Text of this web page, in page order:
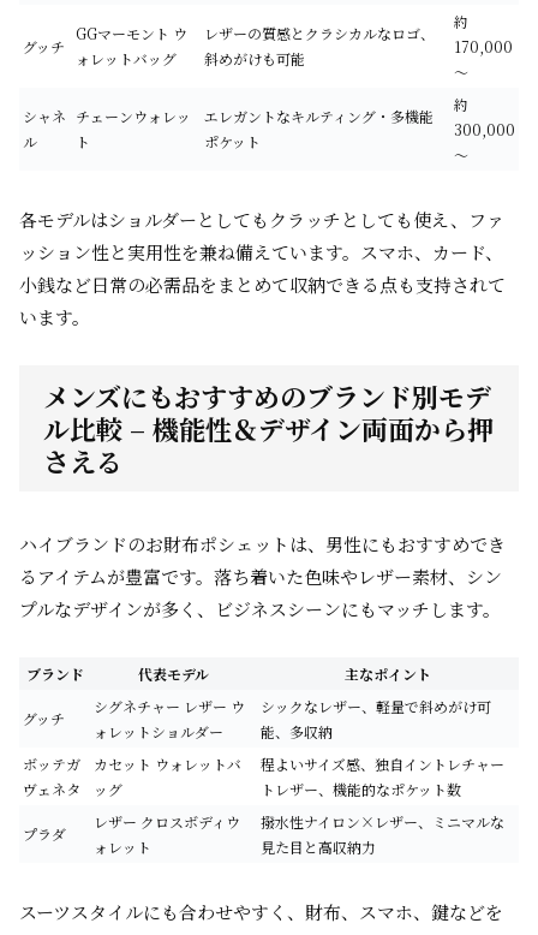
グッチ
GGマーモント ウ
ォレットバッグ
レザーの質感とクラシカルなロゴ、
斜めがけも可能
約
170,000
～
シャネ
ル
チェーンウォレッ
ト
エレガントなキルティング・多機能
ポケット
約
300,000
～
各モデルはショルダーとしてもクラッチとしても使え、ファ
ッション性と実用性を兼ね備えています。スマホ、カード、
小銭など日常の必需品をまとめて収納できる点も支持されて
います。
メンズにもおすすめのブランド別モデ
ル比較 – 機能性＆デザイン両面から押
さえる
ハイブランドのお財布ポシェットは、男性にもおすすめでき
るアイテムが豊富です。落ち着いた色味やレザー素材、シン
プルなデザインが多く、ビジネスシーンにもマッチします。
ブランド 代表モデル 主なポイント
グッチ
シグネチャー レザー ウ
ォレットショルダー
シックなレザー、軽量で斜めがけ可
能、多収納
ボッテガ
ヴェネタ
カセット ウォレットバ
ッグ
程よいサイズ感、独自イントレチャー
トレザー、機能的なポケット数
プラダ
レザー クロスボディウ
ォレット
撥水性ナイロン×レザー、ミニマルな
見た目と高収納力
スーツスタイルにも合わせやすく、財布、スマホ、鍵などを